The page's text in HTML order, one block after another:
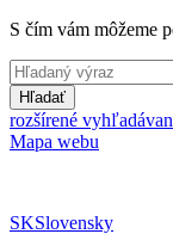
S čím vám môžeme
Hľadať
rozšírené
Mapa webu
SKSlovensky